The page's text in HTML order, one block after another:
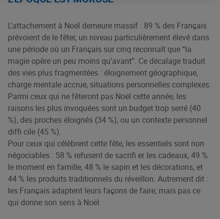
L’attachement à Noël demeure massif : 89 % des Français
prévoient de le fêter, un niveau particulièrement élevé dans
une période où un Français sur cinq reconnaît que “la
magie opère un peu moins qu’avant”. Ce décalage traduit
des vies plus fragmentées : éloignement géographique,
charge mentale accrue, situations personnelles complexes.
Parmi ceux qui ne fêteront pas Noël cette année, les
raisons les plus invoquées sont un budget trop serré (40
%), des proches éloignés (34 %), ou un contexte personnel
diffi cile (45 %).
Pour ceux qui célèbrent cette fête, les essentiels sont non
négociables : 58 % refusent de sacrifi er les cadeaux, 49 %
le moment en famille, 48 % le sapin et les décorations, et
44 % les produits traditionnels du réveillon. Autrement dit :
les Français adaptent leurs façons de faire, mais pas ce
qui donne son sens à Noël.